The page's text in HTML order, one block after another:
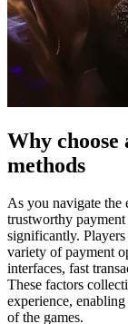
Why
methods
As you navigate the
trustworthy
significantly.
variety of payment
interfaces, fast
These factors
experience,
of the games.